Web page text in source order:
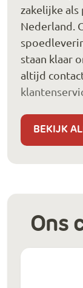
zakelijke
Nederland.
staan klaar
altijd
BEKIJK
Ons